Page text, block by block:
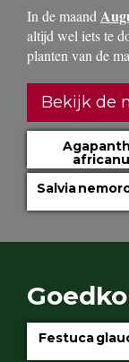
In de maand
altijd wel iets te
planten van de
Bekijk de
Salvia
Festuca